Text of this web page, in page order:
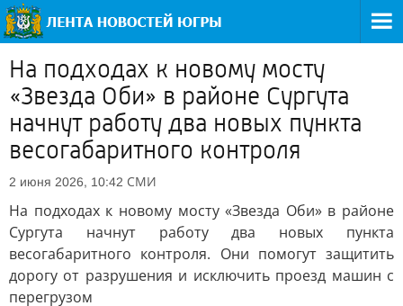
На подходах к новому мосту
«Звезда Оби» в районе Сургута
начнут работу два новых пункта
весогабаритного контроля
2 июня 2026, 10:42 СМИ
На подходах к новому мосту «Звезда Оби» в районе
Сургута начнут работу два новых пункта
весогабаритного контроля. Они помогут защитить
дорогу от разрушения и исключить проезд машин с
перегрузом